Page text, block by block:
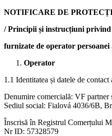
NOTIFICARE DE
/ Principii și instrucțiuni privind
furnizate de operator
Operator
1.1 Identitatea și datele de
Denumire comercială: VF partner
Sediul social: Fialová 4036/6B,
Înscrisă în Registrul Comerțului
Nr ID: 57328579